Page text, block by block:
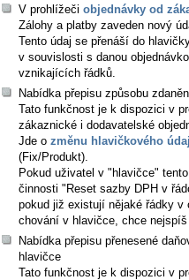
V prohlížeči objednávky od
Zálohy a platby zaveden nový
Tento údaj se přenáší do
v souvislosti s danou
vznikajících řádků.
Nabídka přepisu způsobu
Tato funkčnost je k dispozici v
zákaznické i dodavatelské
Jde o změnu hlavičkového
(Fix/Produkt).
Pokud uživatel v "hlavičce"
činnosti "Reset sazby DPH v
pokud již existují nějaké řádky v
chování v hlavičce, chce
Nabídka přepisu přenesené
hlavičce
Tato funkčnost je k dispozici v